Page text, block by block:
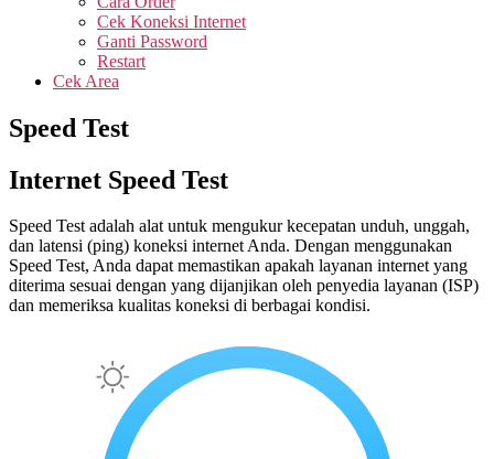
Cek Koneksi Internet
Ganti Password
Restart
Cek Area
Speed Test
Internet Speed Test
Speed Test adalah alat untuk mengukur kecepatan unduh, unggah,
dan latensi (ping) koneksi internet Anda. Dengan menggunakan
Speed Test, Anda dapat memastikan apakah layanan internet yang
diterima sesuai dengan yang dijanjikan oleh penyedia layanan (ISP)
dan memeriksa kualitas koneksi di berbagai kondisi.